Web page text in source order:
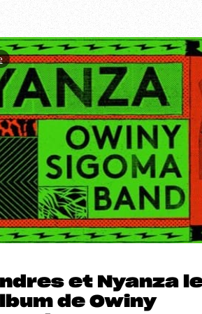
et Nyanza
de Owiny